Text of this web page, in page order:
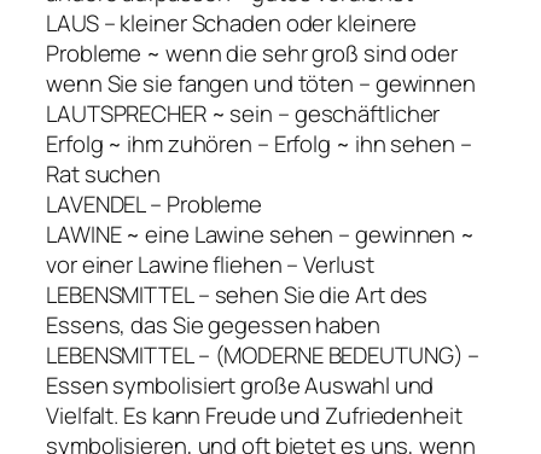
LAUS – kleiner Schaden oder kleinere
Probleme ~ wenn die sehr groß sind oder
wenn Sie sie fangen und töten – gewinnen
LAUTSPRECHER ~ sein – geschäftlicher
Erfolg ~ ihm zuhören – Erfolg ~ ihn sehen –
Rat suchen
LAVENDEL – Probleme
LAWINE ~ eine Lawine sehen – gewinnen ~
vor einer Lawine fliehen – Verlust
LEBENSMITTEL – sehen Sie die Art des
Essens, das Sie gegessen haben
LEBENSMITTEL – (MODERNE BEDEUTUNG) –
Essen symbolisiert große Auswahl und
Vielfalt. Es kann Freude und Zufriedenheit
symbolisieren, und oft bietet es uns, wenn